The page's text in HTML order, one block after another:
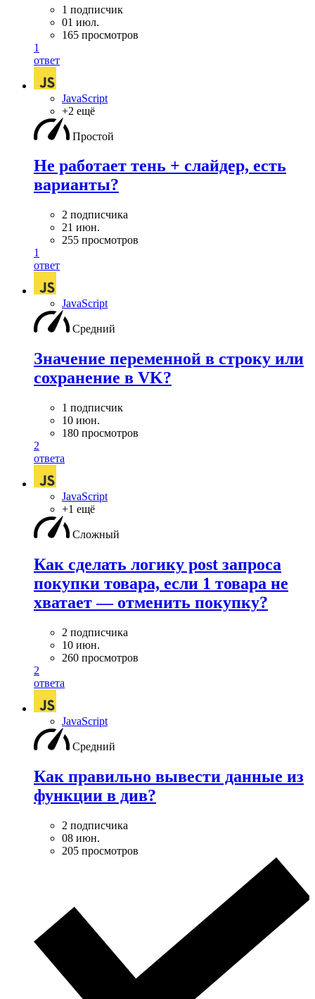
1 подписчик
01 июл.
165 просмотров
1
ответ
JavaScript
+2 ещё
Простой
Не работает тень + слайдер, есть
варианты?
2 подписчика
21 июн.
255 просмотров
1
ответ
JavaScript
Средний
Значение переменной в строку или
сохранение в VK?
1 подписчик
10 июн.
180 просмотров
2
ответа
JavaScript
+1 ещё
Сложный
Как сделать логику post запроса
покупки товара, если 1 товара не
хватает — отменить покупку?
2 подписчика
10 июн.
260 просмотров
2
ответа
JavaScript
Средний
Как правильно вывести данные из
функции в див?
2 подписчика
08 июн.
205 просмотров